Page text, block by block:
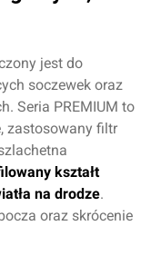
jest do
soczewek oraz
Seria PREMIUM to
zastosowany filtr
kształt
na drodze.
oraz skrócenie